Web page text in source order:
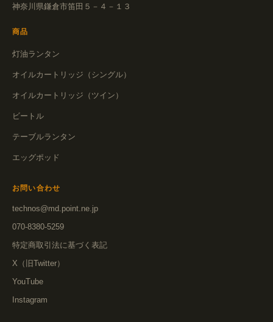
神奈川県鎌倉市笛田５－４－１３
商品
灯油ランタン
オイルカートリッジ（シングル）
オイルカートリッジ（ツイン）
ビートル
テーブルランタン
エッグポッド
お問い合わせ
technos@md.point.ne.jp
070-8380-5259
特定商取引法に基づく表記
X（旧Twitter）
YouTube
Instagram